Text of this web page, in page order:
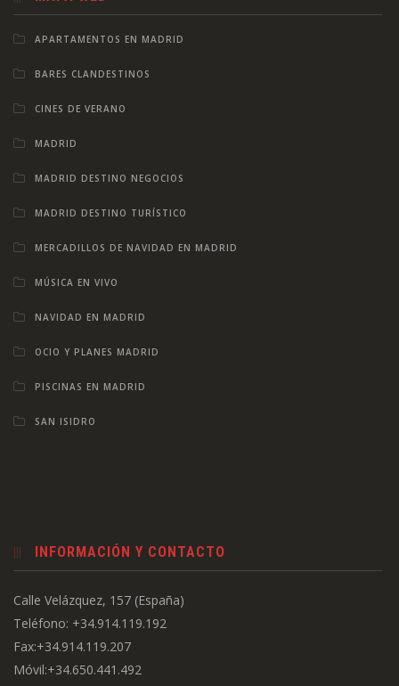
APARTAMENTOS EN MADRID
BARES CLANDESTINOS
CINES DE VERANO
MADRID
MADRID DESTINO NEGOCIOS
MADRID DESTINO TURÍSTICO
MERCADILLOS DE NAVIDAD EN MADRID
MÚSICA EN VIVO
NAVIDAD EN MADRID
OCIO Y PLANES MADRID
PISCINAS EN MADRID
SAN ISIDRO
INFORMACIÓN Y CONTACTO
Calle Velázquez, 157 (España)
Teléfono: +34.914.119.192
Fax:+34.914.119.207
Móvil:+34.650.441.492